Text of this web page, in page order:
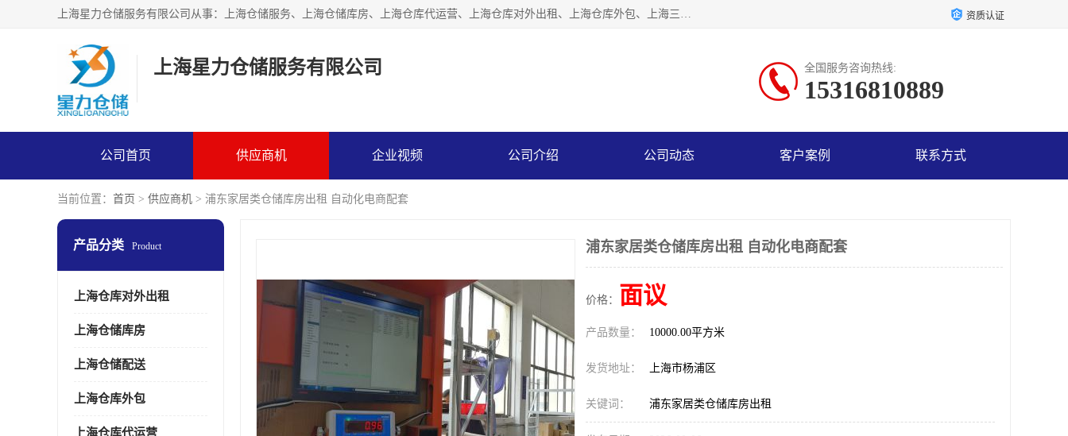
上海星力仓储服务有限公司从事：上海仓储服务、上海仓储库房、上海仓库代运营、上海仓库对外出租、上海仓库外包、上海三方仓储、上海电商仓储代发、上海电商代发货仓库、上海托管仓库、上海仓储配送。上海星力仓储服务有限公司现在拥有100个分仓、10万余平方的标准库房，精炼员工几百名，与几千家客户合作，公司已跻身上海仓储行业前列。欢迎来电咨询！ 资质认证
上海星力仓储服务有限公司 全国服务咨询热线:
15316810889
公司首页 供应商机 企业视频 公司介绍 公司动态 客户案例 联系方式
当前位置： 首页 > 供应商机 > 浦东家居类仓储库房出租 自动化电商配套
产品分类 Product
上海仓库对外出租
上海仓储库房
上海仓储配送
上海仓库外包
上海仓库代运营
浦东家居类仓储库房出租 自动化电商配套
价格： 面议
产品数量： 10000.00平方米
发货地址： 上海市杨浦区
关键词： 浦东家居类仓储库房出租